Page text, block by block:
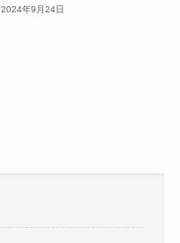
2024年9月24日